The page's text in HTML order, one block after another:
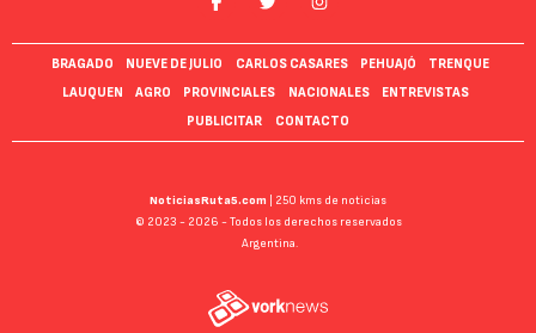
BRAGADO NUEVE DE JULIO CARLOS CASARES PEHUAJÓ
TRENQUE
LAUQUEN
AGRO PROVINCIALES NACIONALES
ENTREVISTAS
PUBLICITAR
CONTACTO
NoticiasRuta5.com
| 250 kms de noticias
© 2023 - 2026 - Todos los derechos reservados
Argentina.